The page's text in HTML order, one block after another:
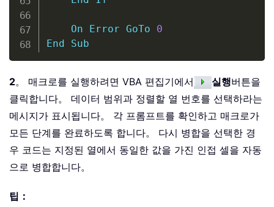
On Error GoTo
0
End
Sub
2。 매크로를 실행하려면 VBA 편집기에서 실행버튼을
클릭합니다。 데이터 범위과 정렬할 열 번호를 선택하라는
메시지가 표시됩니다。 각 프롬프트를 확인하고 매크로가
모든 단계를 완료하도록 합니다。 다시 병합을 선택한 경
우 코드는 지정된 열에서 동일한 값을 가진 인접 셀을 자동
으로 병합합니다。
팁：